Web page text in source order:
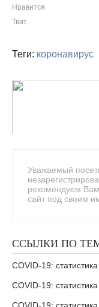
Нравится
Твит
Теги: коронавирус
Уважаемый
рекомендуем Вам
сайт под своим
ССЫЛКИ ПО
COVID-19:
COVID-19: